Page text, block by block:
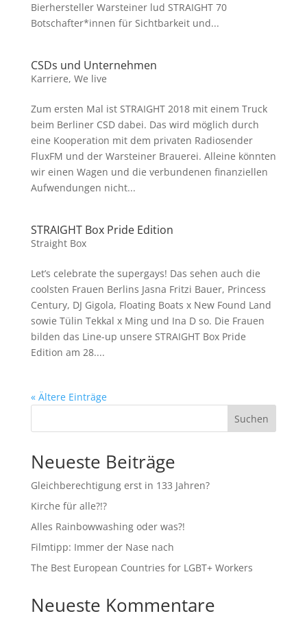
Bierhersteller Warsteiner lud STRAIGHT 70
Botschafter*innen für Sichtbarkeit und...
CSDs und Unternehmen
Karriere, We live
Zum ersten Mal ist STRAIGHT 2018 mit einem Truck
beim Berliner CSD dabei. Das wird möglich durch
eine Kooperation mit dem privaten Radiosender
FluxFM und der Warsteiner Brauerei. Alleine könnten
wir einen Wagen und die verbundenen finanziellen
Aufwendungen nicht...
STRAIGHT Box Pride Edition
Straight Box
Let’s celebrate the supergays! Das sehen auch die
coolsten Frauen Berlins Jasna Fritzi Bauer, Princess
Century, DJ Gigola, Floating Boats x New Found Land
sowie Tülin Tekkal x Ming und Ina D so. Die Frauen
bilden das Line-up unsere STRAIGHT Box Pride
Edition am 28....
« Ältere Einträge
Suchen
Neueste Beiträge
Gleichberechtigung erst in 133 Jahren?
Kirche für alle?!?
Alles Rainbowwashing oder was?!
Filmtipp: Immer der Nase nach
The Best European Countries for LGBT+ Workers
Neueste Kommentare